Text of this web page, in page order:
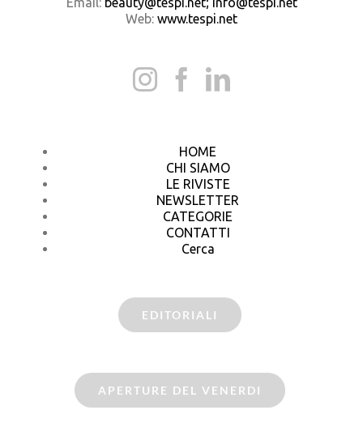
Web: www.tespi.net
HOME
CHI SIAMO
LE RIVISTE
NEWSLETTER
CATEGORIE
CONTATTI
Cerca
EDITORIALI
APERTURE DEL VENERDI